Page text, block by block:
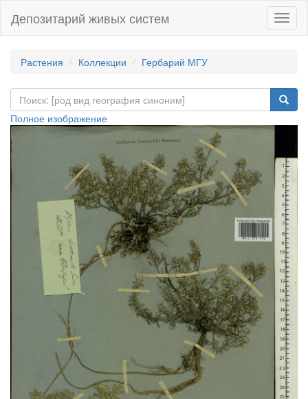
Депозитарий живых систем
Растения Коллекции Гербарий МГУ
Полное изображение